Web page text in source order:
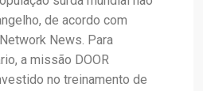
de acordo com
News. Para
a missão DOOR
no treinamento de